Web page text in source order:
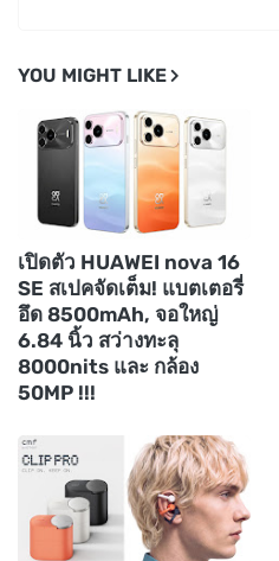
YOU MIGHT LIKE
เปิดตัว HUAWEI nova 16
SE สเปคจัดเต็ม! แบตเตอรี่
อึด 8500mAh, จอใหญ่
6.84 นิ้ว สว่างทะลุ
8000nits และ กล้อง
50MP !!!